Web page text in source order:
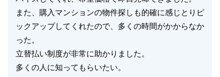
また、購入マンションの物件探しも的確に感じとりピ
ックアップしてくれたので、多くの時間がかからなか
った。
立替払い制度が非常に助かりました。
多くの人に知ってもらいたい。